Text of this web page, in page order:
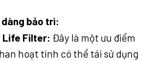
dàng bảo trì:
Life Filter: Đây là một ưu điểm
hoạt tính có thể tái sử dụng